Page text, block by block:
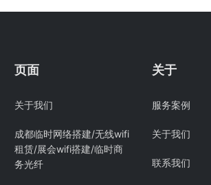
页面
关于我们
成都临时网络搭建/无线wifi
租赁/展会wifi搭建/临时商
务光纤
关于
服务案例
关于我们
联系我们